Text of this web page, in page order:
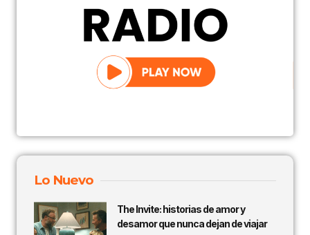
Lo Nuevo
The Invite: historias de amor y
desamor que nunca dejan de viajar